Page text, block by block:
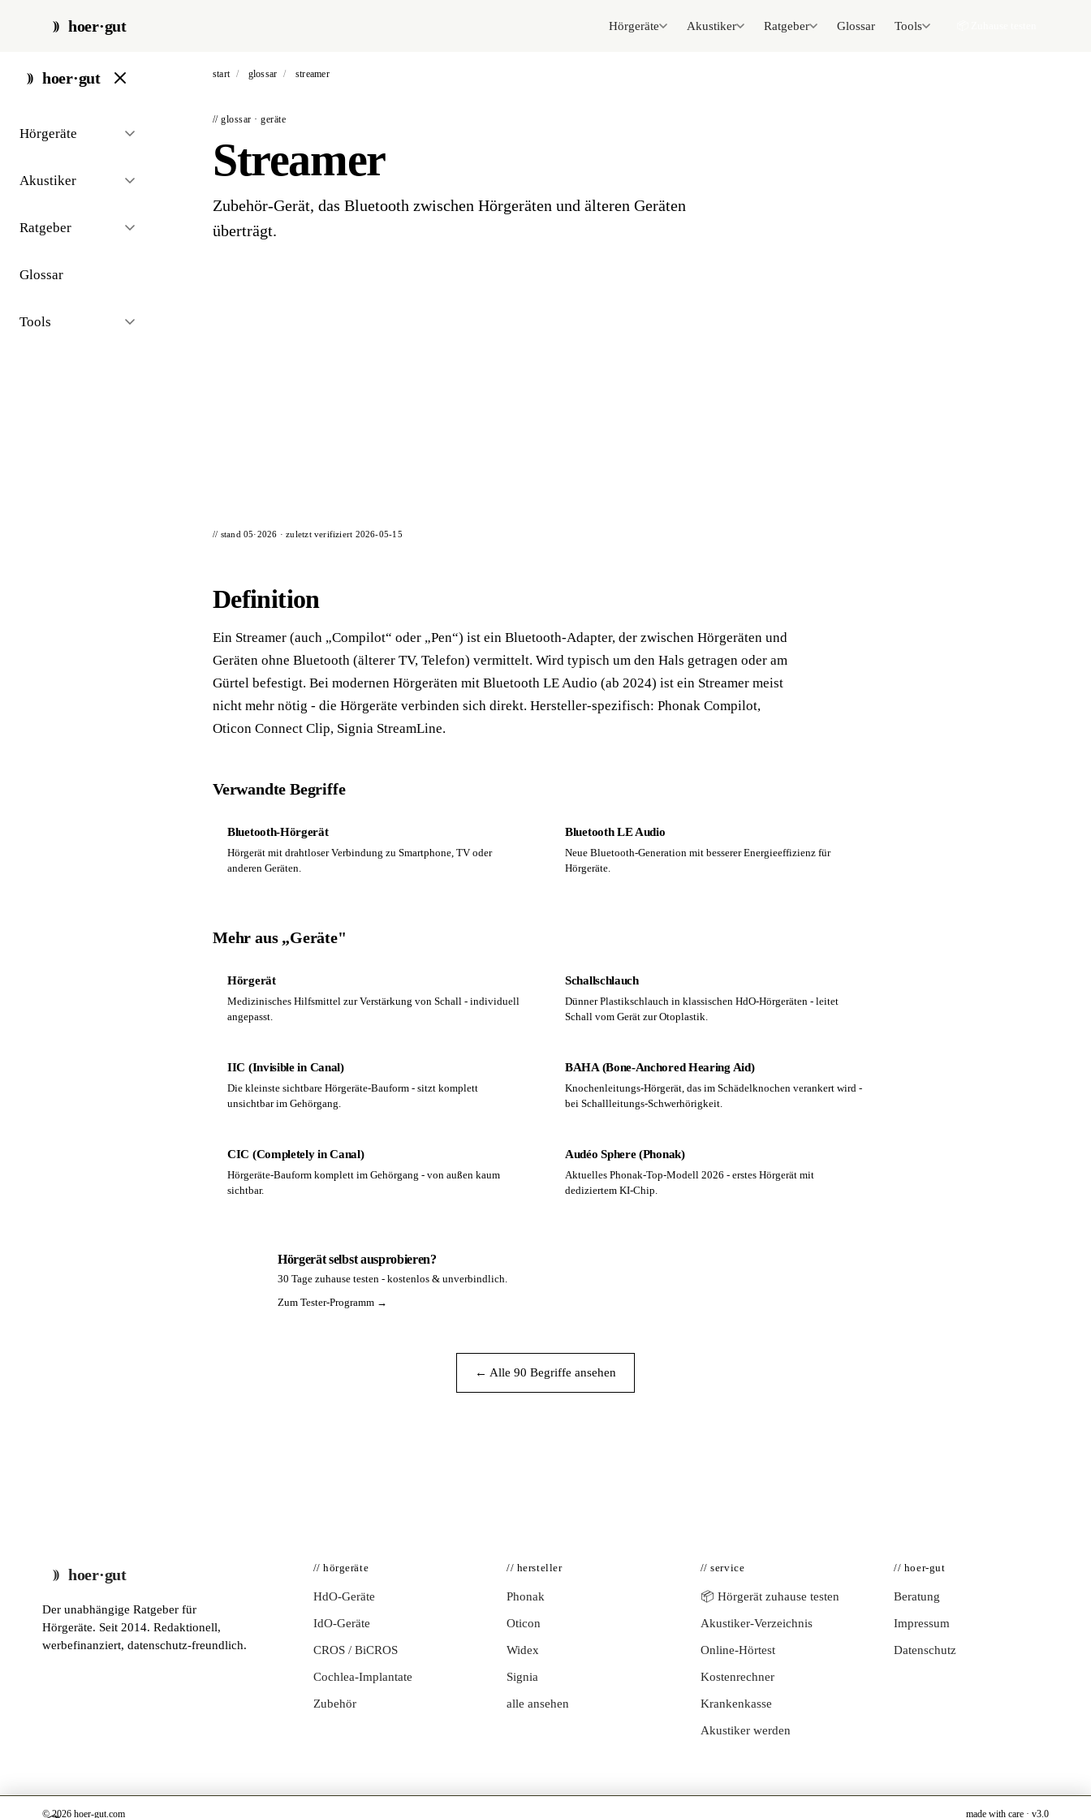
hoer·gut Hörgeräte Akustiker Ratgeber Glossar Tools
hoer·gut
Hörgeräte
Akustiker
Ratgeber
Glossar
Tools
start / glossar / streamer
// glossar · geräte
Streamer
Zubehör-Gerät, das Bluetooth zwischen Hörgeräten und älteren Geräten
überträgt.
// stand 05·2026 · zuletzt verifiziert 2026-05-15
Definition
Ein Streamer (auch „Compilot“ oder „Pen“) ist ein Bluetooth-Adapter, der zwischen Hörgeräten und
Geräten ohne Bluetooth (älterer TV, Telefon) vermittelt. Wird typisch um den Hals getragen oder am
Gürtel befestigt. Bei modernen Hörgeräten mit Bluetooth LE Audio (ab 2024) ist ein Streamer meist
nicht mehr nötig - die Hörgeräte verbinden sich direkt. Hersteller-spezifisch: Phonak Compilot,
Oticon Connect Clip, Signia StreamLine.
Verwandte Begriffe
Bluetooth-Hörgerät
Hörgerät mit drahtloser Verbindung zu Smartphone, TV oder
anderen Geräten.
Bluetooth LE Audio
Neue Bluetooth-Generation mit besserer Energieeffizienz für
Hörgeräte.
Mehr aus „Geräte"
Hörgerät
Medizinisches Hilfsmittel zur Verstärkung von Schall - individuell
angepasst.
Schallschlauch
Dünner Plastikschlauch in klassischen HdO-Hörgeräten - leitet
Schall vom Gerät zur Otoplastik.
IIC (Invisible in Canal)
Die kleinste sichtbare Hörgeräte-Bauform - sitzt komplett
unsichtbar im Gehörgang.
BAHA (Bone-Anchored Hearing Aid)
Knochenleitungs-Hörgerät, das im Schädelknochen verankert wird -
bei Schallleitungs-Schwerhörigkeit.
CIC (Completely in Canal)
Hörgeräte-Bauform komplett im Gehörgang - von außen kaum
sichtbar.
Audéo Sphere (Phonak)
Aktuelles Phonak-Top-Modell 2026 - erstes Hörgerät mit
dediziertem KI-Chip.
Hörgerät selbst ausprobieren?
30 Tage zuhause testen - kostenlos & unverbindlich.
Zum Tester-Programm →
← Alle 90 Begriffe ansehen
hoer·gut
Der unabhängige Ratgeber für
Hörgeräte. Seit 2014. Redaktionell,
werbefinanziert, datenschutz-freundlich.
// hörgeräte
HdO-Geräte
IdO-Geräte
CROS / BiCROS
Cochlea-Implantate
Zubehör
// hersteller
Phonak
Oticon
Widex
Signia
alle ansehen
// service
📦 Hörgerät zuhause testen
Akustiker-Verzeichnis
Online-Hörtest
Kostenrechner
Krankenkasse
Akustiker werden
// hoer-gut
Beratung
Impressum
Datenschutz
© 2026 hoer-gut.com made with care · v3.0